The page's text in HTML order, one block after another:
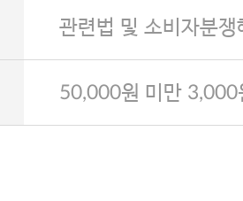
관련법 및 소비자분
50,000원 미만 3,000